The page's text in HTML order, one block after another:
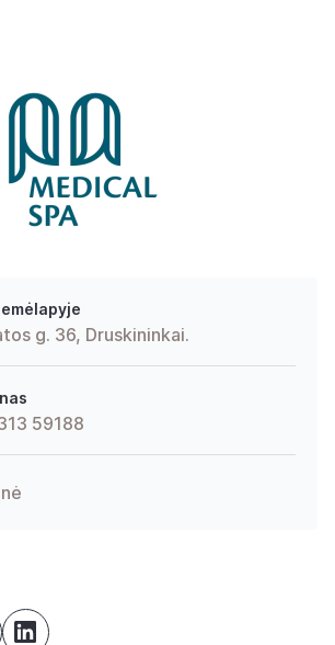
g. 36, Druskininkai.
59188